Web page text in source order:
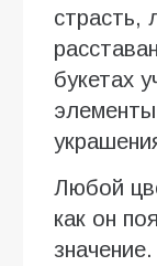
страсть,
букетах
Любой
как он